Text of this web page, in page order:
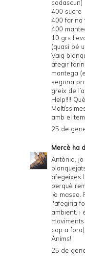
cadascun)
400 sucre
400 farina
400
10 grs
(quasi bé
Vaig
afegir
mantega
segona
greix de
Help!!!!
amb el
25 de
Mercè ha
Antònia,
afegeixes
perquè
i/o massa.
l'afegiria
ambient, i
cap a fora).
Ànims!
25 de